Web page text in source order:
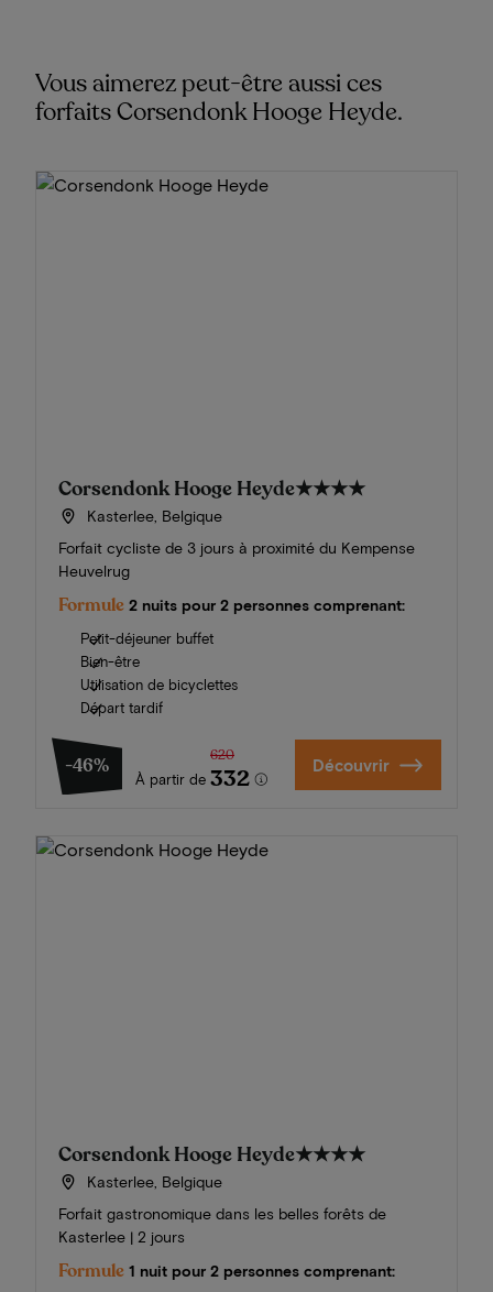
Vous aimerez peut-être aussi ces
forfaits Corsendonk Hooge Heyde.
Corsendonk Hooge Heyde★★★★
Kasterlee, Belgique
Forfait cycliste de 3 jours à proximité du Kempense
Heuvelrug
Formule 2 nuits pour 2 personnes comprenant:
Petit-déjeuner buffet
Bien-être
Utilisation de bicyclettes
Départ tardif
-46%
À partir de
620
332 Découvrir
Corsendonk Hooge Heyde★★★★
Kasterlee, Belgique
Forfait gastronomique dans les belles forêts de
Kasterlee | 2 jours
Formule 1 nuit pour 2 personnes comprenant: